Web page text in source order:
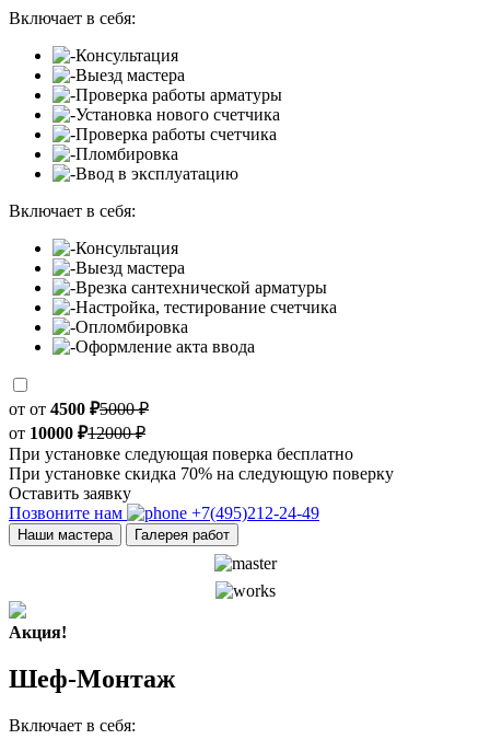
Включает в себя:
Консультация
Выезд мастера
Проверка работы арматуры
Установка нового счетчика
Проверка работы счетчика
Пломбировка
Ввод в эксплуатацию
Включает в себя:
Консультация
Выезд мастера
Врезка сантехнической арматуры
Настройка, тестирование счетчика
Опломбировка
Оформление акта ввода
от от 4500 ₽5000 ₽
от 10000 ₽12000 ₽
При установке следующая поверка бесплатно
При установке скидка 70% на следующую поверку
Оставить заявку
Позвоните нам
+7(495)212-24-49
Наши мастера Галерея работ
Акция!
Шеф-Монтаж
Включает в себя: